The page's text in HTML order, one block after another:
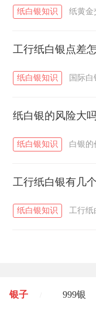
纸白银知识 纸黄金
工行纸白银点差
纸白银知识 国际
纸白银的风险大
纸白银知识 白银的
工行纸白银有几
纸白银知识 工行纸
银子 999银